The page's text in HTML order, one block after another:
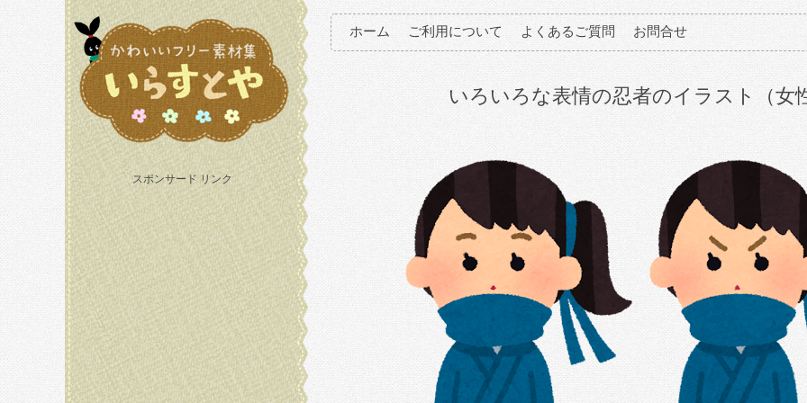
スポンサード リンク
ホーム ご利用について よくあるご質問 お問合せ
いろいろな表情の忍者のイラスト（女